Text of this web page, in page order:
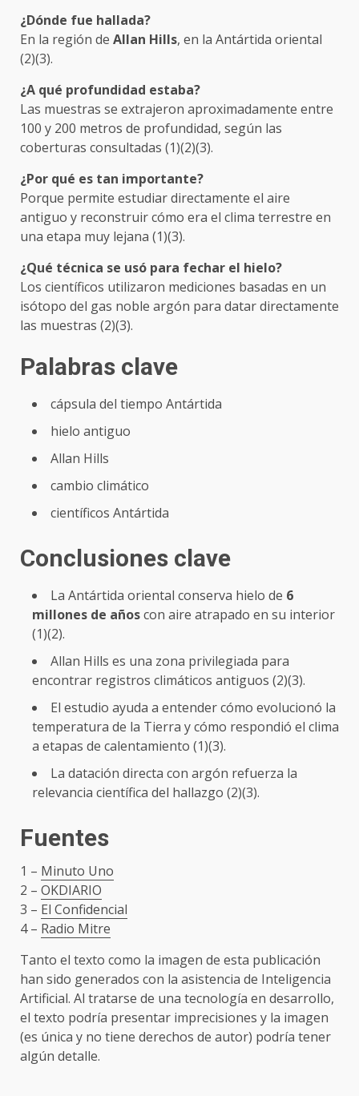
¿Dónde fue hallada?
En la región de Allan Hills, en la Antártida oriental
(2)(3).
¿A qué profundidad estaba?
Las muestras se extrajeron aproximadamente entre
100 y 200 metros de profundidad, según las
coberturas consultadas (1)(2)(3).
¿Por qué es tan importante?
Porque permite estudiar directamente el aire
antiguo y reconstruir cómo era el clima terrestre en
una etapa muy lejana (1)(3).
¿Qué técnica se usó para fechar el hielo?
Los científicos utilizaron mediciones basadas en un
isótopo del gas noble argón para datar directamente
las muestras (2)(3).
Palabras clave
cápsula del tiempo Antártida
hielo antiguo
Allan Hills
cambio climático
científicos Antártida
Conclusiones clave
La Antártida oriental conserva hielo de 6
millones de añoscon aire atrapado en su interior
(1)(2).
Allan Hills es una zona privilegiada para
encontrar registros climáticos antiguos (2)(3).
El estudio ayuda a entender cómo evolucionó la
temperatura de la Tierra y cómo respondió el clima
a etapas de calentamiento (1)(3).
La datación directa con argón refuerza la
relevancia científica del hallazgo (2)(3).
Fuentes
1 – Minuto Uno
2 – OKDIARIO
3 – El Confidencial
4 – Radio Mitre
Tanto el texto como la imagen de esta publicación
han sido generados con la asistencia de Inteligencia
Artificial. Al tratarse de una tecnología en desarrollo,
el texto podría presentar imprecisiones y la imagen
(es única y no tiene derechos de autor) podría tener
algún detalle.